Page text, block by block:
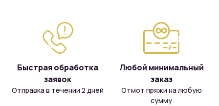
Быстрая обработка
заявок
Отправка в течении 2 дней
Любой минимальный
заказ
Отмот пряжи на любую
сумму